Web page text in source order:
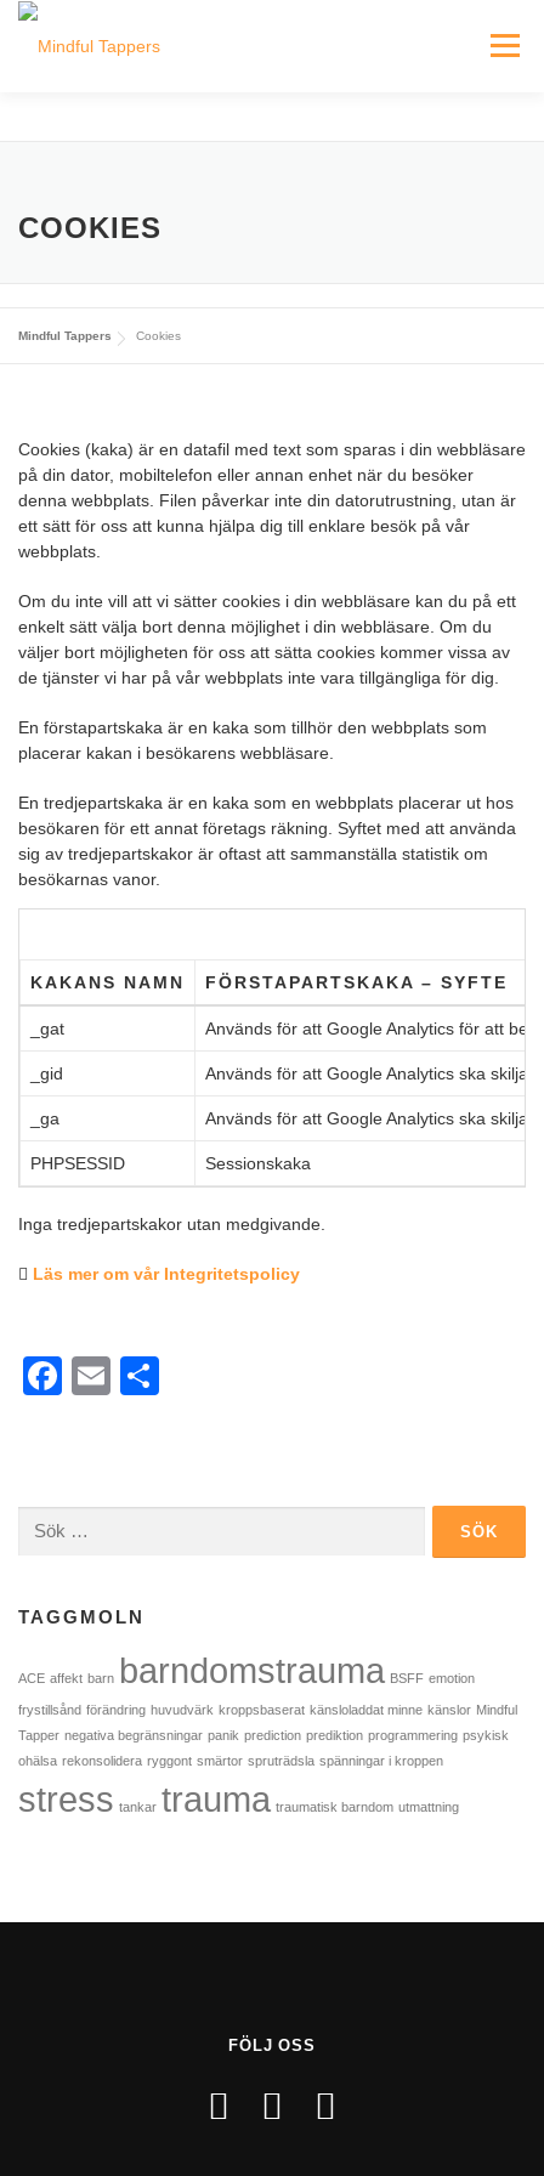
Hoppa
Meny
INLOGGNING FÖR TAPPERS
COOKIES
Mindful Tappers Cookies
Cookies (kaka) är en datafil med text som sparas i din webbläsare
på din dator, mobiltelefon eller annan enhet när du besöker
denna webbplats. Filen påverkar inte din datorutrustning, utan är
ett sätt för oss att kunna hjälpa dig till enklare besök på vår
webbplats.
Om du inte vill att vi sätter cookies i din webbläsare kan du på ett
enkelt sätt välja bort denna möjlighet i din webbläsare. Om du
väljer bort möjligheten för oss att sätta cookies kommer vissa av
de tjänster vi har på vår webbplats inte vara tillgängliga för dig.
En förstapartskaka är en kaka som tillhör den webbplats som
placerar kakan i besökarens webbläsare.
En tredjepartskaka är en kaka som en webbplats placerar ut hos
besökaren för ett annat företags räkning. Syftet med att använda
sig av tredjepartskakor är oftast att sammanställa statistik om
besökarnas vanor.
KAKANS NAMN FÖRSTAPARTSKAKA – SYFTE
_gat Används för att Google Analytics för att
_gid Används för att Google Analytics ska skilja
_ga Används för att Google Analytics ska skilja
PHPSESSID Sessionskaka
Inga tredjepartskakor utan medgivande.
Läs mer om vår Integritetspolicy
Facebook
Email
efter:
TAGGMOLN
ACE affekt barn barndomstrauma BSFF emotion
frystillsånd förändring huvudvärk kroppsbaserat känsloladdat minne känslor Mindful
Tapper negativa begränsningar panik prediction prediktion programmering psykisk
ohälsa rekonsolidera ryggont smärtor spruträdsla spänningar i kroppen
stress tankar trauma traumatisk barndom utmattning
FÖLJ OSS